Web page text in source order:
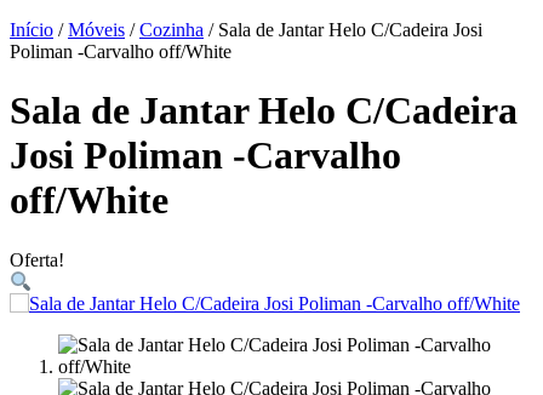
Início /Móveis /Cozinha / Sala de Jantar Helo C/Cadeira Josi
Poliman -Carvalho off/White
Sala de Jantar Helo C/Cadeira
Josi Poliman -Carvalho
off/White
Oferta!